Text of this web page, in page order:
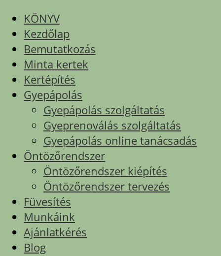
KÖNYV
Kezdőlap
Bemutatkozás
Minta kertek
Kertépítés
Gyepápolás
Gyepápolás szolgáltatás
Gyeprenoválás szolgáltatás
Gyepápolás online tanácsadás
Öntözőrendszer
Öntözőrendszer kiépítés
Öntözőrendszer tervezés
Füvesítés
Munkáink
Ajánlatkérés
Blog